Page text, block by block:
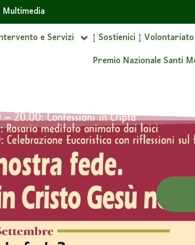
Multimedia
e Servizi Sostienici Volontariato
Premio Nazionale Santi